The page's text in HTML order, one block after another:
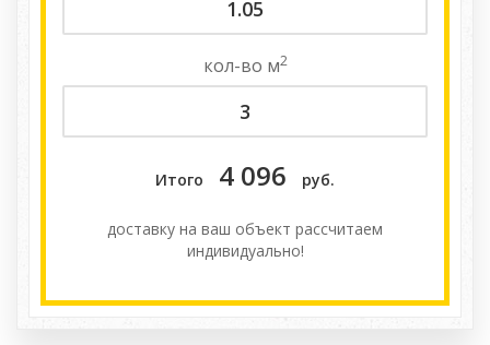
кол-во м2
Итого 4 096 руб.
доставку на ваш объект расcчитаем
индивидуально!